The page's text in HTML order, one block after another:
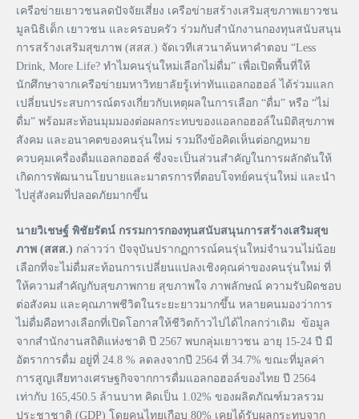
เครือข่ายเยาวชนลดปัจจัยเสี่ยง เครือข่ายสร้างเสริมสุขภาพเยาวชน
มูลนิธิเด็ก เยาวชน และครอบครัว ร่วมกับสำนักงานกองทุนสนับสนุน
การสร้างเสริมสุขภาพ (สสส.) จัดเวทีเสวนาค้นหาคำตอบ “Less
Drink, More Life? ทำไมคนรุ่นใหม่เลือกไม่ดื่ม” เพื่อเปิดพื้นที่ให้
นักศึกษาจากเครือข่ายมหาวิทยาลัยรู้เท่าทันแอลกอฮอล์ ได้ร่วมแลก
เปลี่ยนประสบการณ์ตรงเกี่ยวกับเหตุผลในการเลือก “ดื่ม” หรือ “ไม่
ดื่ม” พร้อมสะท้อนมุมมองต่อผลกระทบของแอลกอฮอล์ในมิติสุขภาพ
สังคม และอนาคตของคนรุ่นใหม่ รวมถึงข้อคิดเห็นต่อกฎหมาย
ควบคุมเครื่องดื่มแอลกอฮอล์ ซึ่งจะเป็นส่วนสำคัญในการผลักดันให้
เกิดการพัฒนานโยบายและมาตรการที่ตอบโจทย์คนรุ่นใหม่ และนำ
ไปสู่สังคมที่ปลอดภัยมากขึ้น
นายวิเชษฐ์ พิชัยรัตน์ กรรมการกองทุนสนับสนุนการสร้างเสริมสุข
ภาพ (สสส.) กล่าวว่า ปัจจุบันปรากฏการณ์คนรุ่นใหม่จำนวนไม่น้อย
เลือกที่จะไม่ดื่มสะท้อนการเปลี่ยนแปลงเชิงคุณค่าของคนรุ่นใหม่ ที่
ให้ความสำคัญกับสุขภาพกาย สุขภาพใจ ภาพลักษณ์ ความรับผิดชอบ
ต่อสังคม และคุณภาพชีวิตในระยะยาวมากขึ้น หลายคนมองว่าการ
ไม่ดื่มคือทางเลือกที่เปิดโอกาสให้ชีวิตก้าวไปได้ไกลกว่าเดิม ข้อมูล
จากสำนักงานสถิติแห่งชาติ ปี 2567 พบกลุ่มเยาวชน อายุ 15-24 ปี มี
อัตราการดื่ม อยู่ที่ 24.8 % ลดลงจากปี 2564 ที่ 34.7% ขณะที่มูลค่า
การสูญเสียทางเศรษฐกิจจากการดื่มแอลกอฮอล์ของไทย ปี 2564
เท่ากับ 165,450.5 ล้านบาท คิดเป็น 1.02% ของผลิตภัณฑ์มวลรวม
ประชาชาติ (GDP) โดยคนไทยเกือบ 80% เคยได้รับผลกระทบจาก